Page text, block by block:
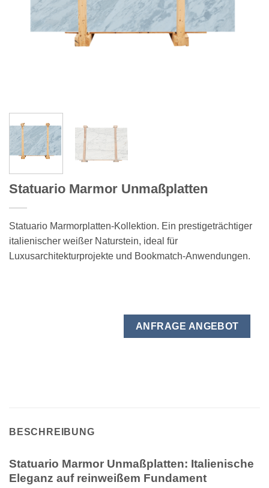
Statuario Marmor Unmaßplatten
Statuario Marmorplatten-Kollektion. Ein prestigeträchtiger
italienischer weißer Naturstein, ideal für
Luxusarchitekturprojekte und Bookmatch-Anwendungen.
ANFRAGE ANGEBOT
BESCHREIBUNG
Statuario Marmor Unmaßplatten: Italienische
Eleganz auf reinweißem Fundament